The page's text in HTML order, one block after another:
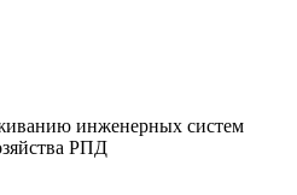
инженерных систем
РПД